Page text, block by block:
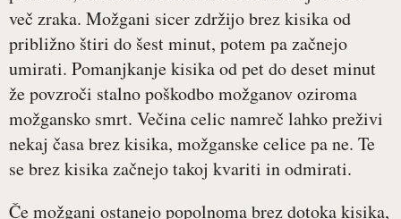
več zraka. Možgani sicer zdržijo brez kisika od
približno štiri do šest minut, potem pa začnejo
umirati. Pomanjkanje kisika od pet do deset minut
že povzroči stalno poškodbo možganov oziroma
možgansko smrt. Večina celic namreč lahko preživi
nekaj časa brez kisika, možganske celice pa ne. Te
se brez kisika začnejo takoj kvariti in odmirati.
Če možgani ostanejo popolnoma brez dotoka kisika,